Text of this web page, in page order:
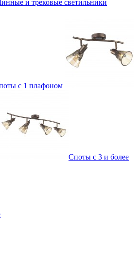
и трековые светильники
с 1 плафоном
Споты с 3 и более